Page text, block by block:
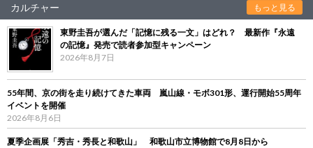
カルチャー もっと見る
東野圭吾が選んだ「記憶に残る一文」はどれ？ 最新作『永遠
の記憶』発売で読者参加型キャンペーン
2026年8月7日
55年間、京の街を走り続けてきた車両 嵐山線・モボ301形、運行開始55周年
イベントを開催
2026年8月6日
夏季企画展「秀吉・秀長と和歌山」 和歌山市立博物館で8月8日から